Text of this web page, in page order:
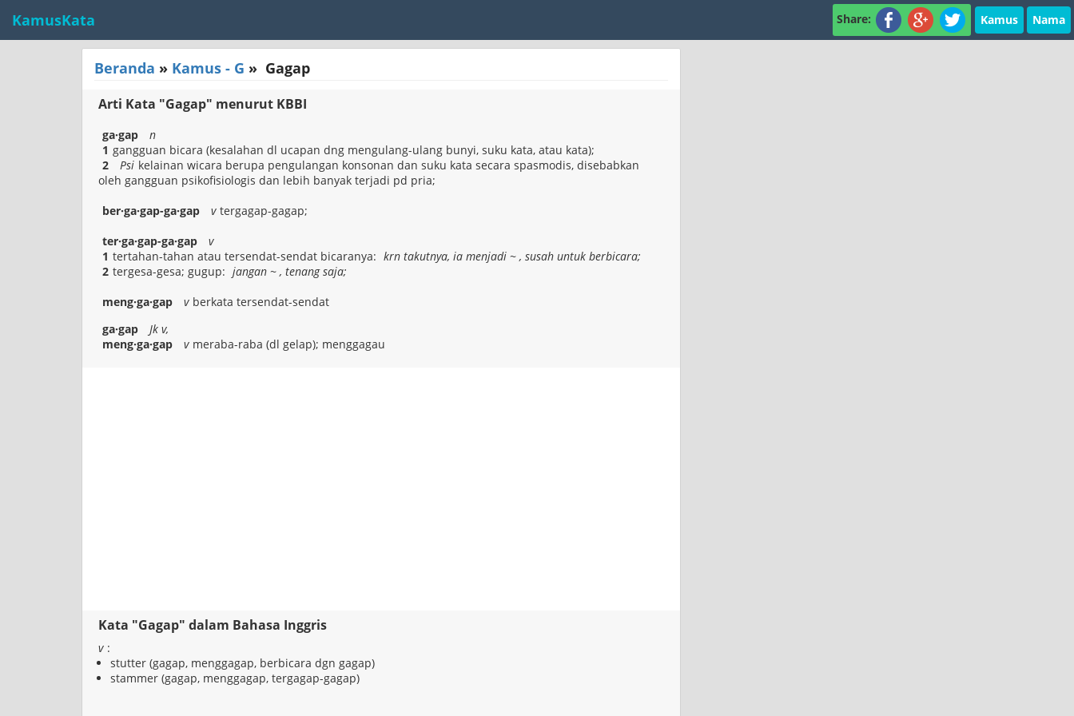
KamusKata Share: Kamus Nama
Beranda » Kamus - G » Gagap
Arti Kata "Gagap" menurut KBBI
ga·gap
n
1 gangguan bicara (kesalahan dl ucapan dng mengulang-ulang bunyi, suku kata, atau kata);
2
Psi kelainan wicara berupa pengulangan konsonan dan suku kata secara spasmodis, disebabkan
oleh gangguan psikofisiologis dan lebih banyak terjadi pd pria;
ber·ga·gap-ga·gap
v tergagap-gagap;
ter·ga·gap-ga·gap
v
1 tertahan-tahan atau tersendat-sendat bicaranya: krn takutnya, ia menjadi ~ , susah untuk berbicara;
2 tergesa-gesa; gugup: jangan ~ , tenang saja;
meng·ga·gap
v berkata tersendat-sendat
ga·gap
Jk v,
meng·ga·gap
v meraba-raba (dl gelap); menggagau
Kata "Gagap" dalam Bahasa Inggris
v :
stutter (gagap, menggagap, berbicara dgn gagap)
stammer (gagap, menggagap, tergagap-gagap)